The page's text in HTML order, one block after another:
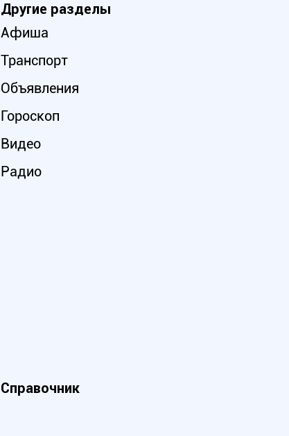
Другие разделы
Афиша
Транспорт
Объявления
Гороскоп
Видео
Радио
Справочник